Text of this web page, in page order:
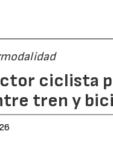
ciclista
tren y